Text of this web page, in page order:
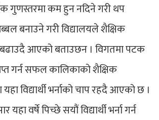
गुणस्तरमा कम हुन नदिने गरी थप
बनाउने गरी विद्यालयले शैक्षिक
बढाउदै आएको बताउछन । विगतमा पटक
गर्न सफल कालिकाको शैक्षिक
विद्यार्थी भर्नाको चाप रहदै आएको छ ।
वर्षे पिच्छे सयौं विद्यार्थी भर्ना गर्न